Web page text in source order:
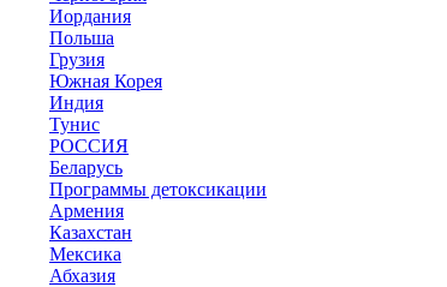
Иордания
Польша
Грузия
Южная Корея
Индия
Тунис
РОССИЯ
Беларусь
Программы детоксикации
Армения
Казахстан
Мексика
Абхазия